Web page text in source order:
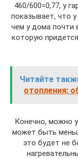
460/600=0,77, у
показывает, что
чем у дома почти
которую
Читайте
отопления:
Конечно, можно
может быть
это будет не